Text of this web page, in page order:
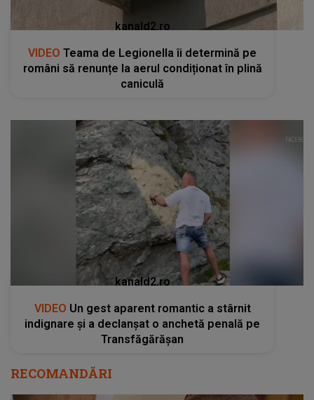
kanald2.ro
VIDEO Teama de Legionella îi determină pe
români să renunțe la aerul condiționat în plină
caniculă
kanald2.ro
VIDEO Un gest aparent romantic a stârnit
indignare și a declanșat o anchetă penală pe
Transfăgărășan
RECOMANDĂRI